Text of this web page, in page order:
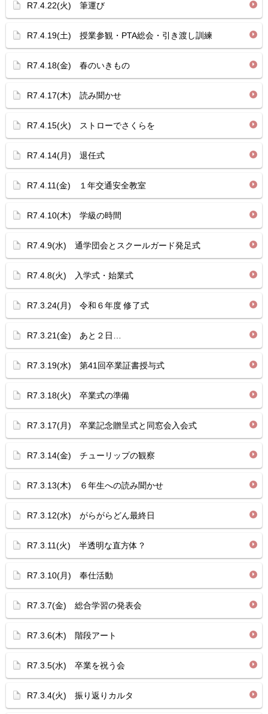
R7.4.22(火) 筆運び
R7.4.19(土) 授業参観・PTA総会・引き渡し訓練
R7.4.18(金) 春のいきもの
R7.4.17(木) 読み聞かせ
R7.4.15(火) ストローでさくらを
R7.4.14(月) 退任式
R7.4.11(金) １年交通安全教室
R7.4.10(木) 学級の時間
R7.4.9(水) 通学団会とスクールガード発足式
R7.4.8(火) 入学式・始業式
R7.3.24(月) 令和６年度 修了式
R7.3.21(金) あと２日…
R7.3.19(水) 第41回卒業証書授与式
R7.3.18(火) 卒業式の準備
R7.3.17(月) 卒業記念贈呈式と同窓会入会式
R7.3.14(金) チューリップの観察
R7.3.13(木) ６年生への読み聞かせ
R7.3.12(水) がらがらどん最終日
R7.3.11(火) 半透明な直方体？
R7.3.10(月) 奉仕活動
R7.3.7(金) 総合学習の発表会
R7.3.6(木) 階段アート
R7.3.5(水) 卒業を祝う会
R7.3.4(火) 振り返りカルタ